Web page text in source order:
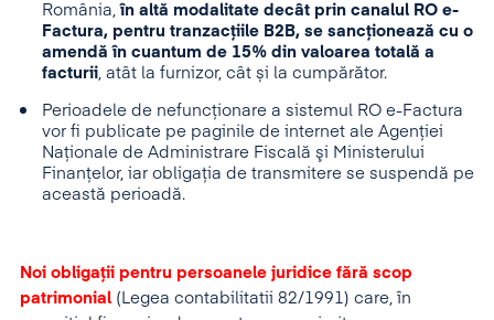
România, în altă modalitate decât prin canalul RO e-
Factura, pentru tranzacțiile B2B, se sancționează cu o
amendă în cuantum de 15% din valoarea totală a
facturii , atât la furnizor, cât și la cumpărător.
Perioadele de nefuncționare a sistemul RO e-Factura
vor fi publicate pe paginile de internet ale Agenției
Naționale de Administrare Fiscală şi Ministerului
Finanțelor, iar obligația de transmitere se suspendă pe
această perioadă.
Noi obligații pentru persoanele juridice fără scop
patrimonial (Legea contabilitatii 82/1991) care, în